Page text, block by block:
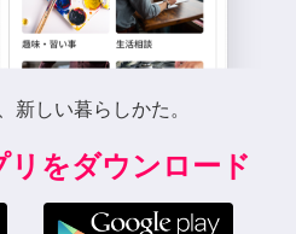
新しい暮らしかた。
リをダウンロード